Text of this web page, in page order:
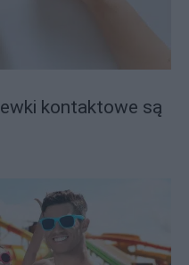
kontaktowe są